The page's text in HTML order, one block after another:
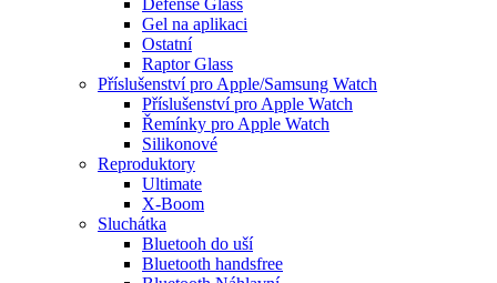
Gel na aplikaci
Ostatní
Raptor Glass
Příslušenství pro Apple/Samsung Watch
Příslušenství pro Apple Watch
Řemínky pro Apple Watch
Silikonové
Reproduktory
Ultimate
X-Boom
Sluchátka
Bluetooh do uší
Bluetooth handsfree